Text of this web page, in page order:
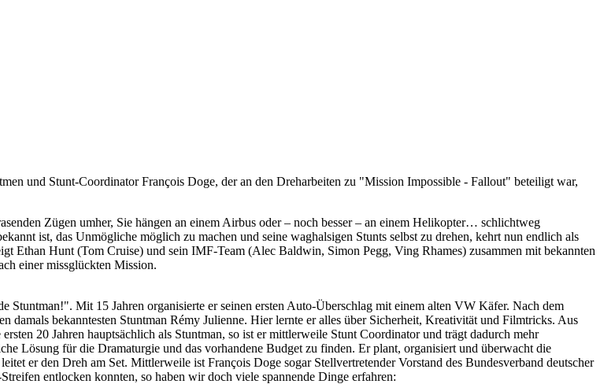
und Stunt-Coordinator François Doge, der an den Dreharbeiten zu "Mission Impossible - Fallout" beteiligt war,
Zügen umher, Sie hängen an einem Airbus oder – noch besser – an einem Helikopter… schlichtweg
ist, das Unmögliche möglich zu machen und seine waghalsigen Stunts selbst zu drehen, kehrt nun endlich als
Ethan Hunt (Tom Cruise) und sein IMF-Team (Alec Baldwin, Simon Pegg, Ving Rhames) zusammen mit bekannten
einer missglückten Mission.
Stuntman!". Mit 15 Jahren organisierte er seinen ersten Auto-Überschlag mit einem alten VW Käfer. Nach dem
damals bekanntesten Stuntman Rémy Julienne. Hier lernte er alles über Sicherheit, Kreativität und Filmtricks. Aus
20 Jahren hauptsächlich als Stuntman, so ist er mittlerweile Stunt Coordinator und trägt dadurch mehr
Lösung für die Dramaturgie und das vorhandene Budget zu finden. Er plant, organisiert und überwacht die
er den Dreh am Set. Mittlerweile ist François Doge sogar Stellvertretender Vorstand des Bundesverband deutscher
entlocken konnten, so haben wir doch viele spannende Dinge erfahren: